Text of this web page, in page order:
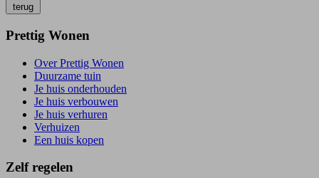
terug
Prettig Wonen
Over Prettig Wonen
Duurzame tuin
Je huis onderhouden
Je huis verbouwen
Je huis verhuren
Verhuizen
Een huis kopen
Zelf regelen